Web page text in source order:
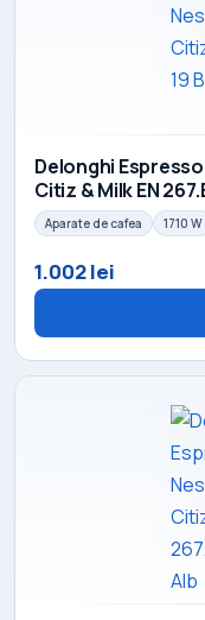
Delonghi
Citiz & Milk EN
Aparate de cafea 1710 W
1.002 lei